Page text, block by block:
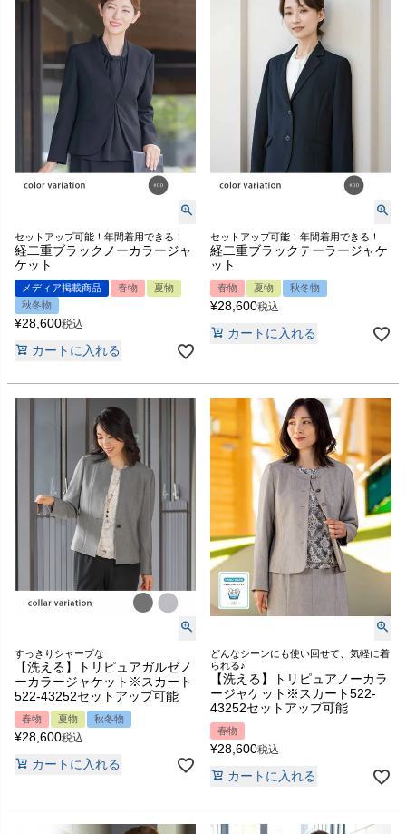
セットアップ可能！年間着用できる！
経二重ブラックノーカラージャ
ケット
メディア掲載商品 春物
夏物
秋冬物
¥28,600税込
カートに入れる
セットアップ可能！年間着用できる！
経二重ブラックテーラージャケ
ット
春物 夏物 秋冬物
¥28,600税込
カートに入れる
すっきりシャープな
【洗える】トリピュアガルゼノ
ーカラージャケット※スカート
522-43252セットアップ可能
春物 夏物 秋冬物
¥28,600税込
カートに入れる
どんなシーンにも使い回せて、気軽に着
られる♪
【洗える】トリピュアノーカラ
ージャケット※スカート522-
43252セットアップ可能
春物
¥28,600税込
カートに入れる